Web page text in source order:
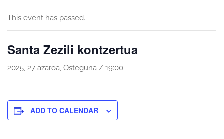
This event has passed.
Santa Zezili kontzertua
2025, 27 azaroa, Osteguna / 19:00
ADD TO CALENDAR